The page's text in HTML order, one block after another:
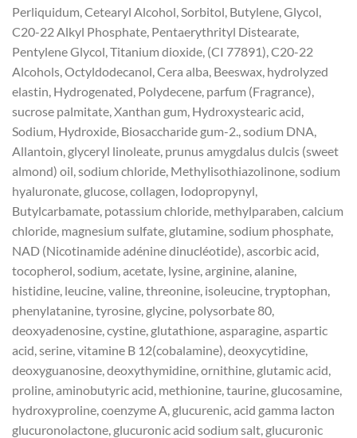
Perliquidum, Cetearyl Alcohol, Sorbitol, Butylene, Glycol,
C20-22 Alkyl Phosphate, Pentaerythrityl Distearate,
Pentylene Glycol, Titanium dioxide, (CI 77891), C20-22
Alcohols, Octyldodecanol, Cera alba, Beeswax, hydrolyzed
elastin, Hydrogenated, Polydecene, parfum (Fragrance),
sucrose palmitate, Xanthan gum, Hydroxystearic acid,
Sodium, Hydroxide, Biosaccharide gum-2., sodium DNA,
Allantoin, glyceryl linoleate, prunus amygdalus dulcis (sweet
almond) oil, sodium chloride, Methylisothiazolinone, sodium
hyaluronate, glucose, collagen, Iodopropynyl,
Butylcarbamate, potassium chloride, methylparaben, calcium
chloride, magnesium sulfate, glutamine, sodium phosphate,
NAD (Nicotinamide adénine dinucléotide), ascorbic acid,
tocopherol, sodium, acetate, lysine, arginine, alanine,
histidine, leucine, valine, threonine, isoleucine, tryptophan,
phenylatanine, tyrosine, glycine, polysorbate 80,
deoxyadenosine, cystine, glutathione, asparagine, aspartic
acid, serine, vitamine B 12(cobalamine), deoxycytidine,
deoxyguanosine, deoxythymidine, ornithine, glutamic acid,
proline, aminobutyric acid, methionine, taurine, glucosamine,
hydroxyproline, coenzyme A, glucurenic, acid gamma lacton
glucuronolactone, glucuronic acid sodium salt, glucuronic